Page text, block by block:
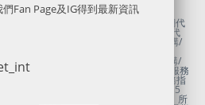
Cole Haan官網代
+ 額外9折優惠 Columbia官網代購/代
Sale加額外9折優惠 Dickies官網代購/
OFF Sale加額外9折優惠
| Sale貨品再6折優惠 Levi's官網代購/
85折優惠 MLTD官網代購/代運/集運服務
Ralph Lauren官網代購/代運/集運服務指
Superdry官網代購/代運/集運服務指南 | 5
Hilfiger官網代購/代運/集運服務指南 | 所
Fan Page及IG得到最新資訊